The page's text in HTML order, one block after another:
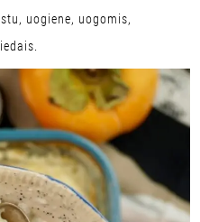
uogiene, uogomis,